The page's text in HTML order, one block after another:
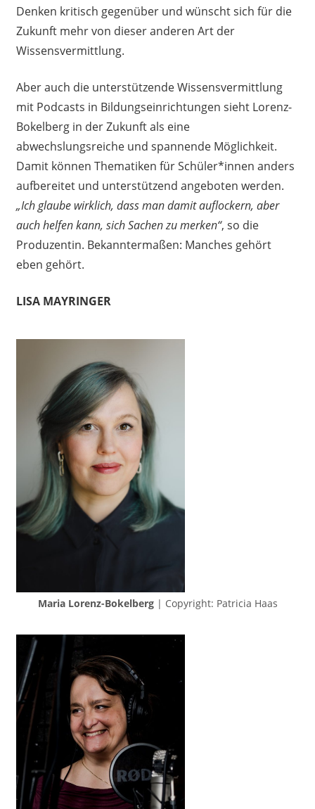
Denken kritisch gegenüber und wünscht sich für die
Zukunft mehr von dieser anderen Art der
Wissensvermittlung.
Aber auch die unterstützende Wissensvermittlung
mit Podcasts in Bildungseinrichtungen sieht Lorenz-
Bokelberg in der Zukunft als eine
abwechslungsreiche und spannende Möglichkeit.
Damit können Thematiken für Schüler*innen anders
aufbereitet und unterstützend angeboten werden.
„Ich glaube wirklich, dass man damit auflockern, aber
auch helfen kann, sich Sachen zu merken“, so die
Produzentin. Bekanntermaßen: Manches gehört
eben gehört.
LISA MAYRINGER
Maria Lorenz-Bokelberg| Copyright: Patricia Haas